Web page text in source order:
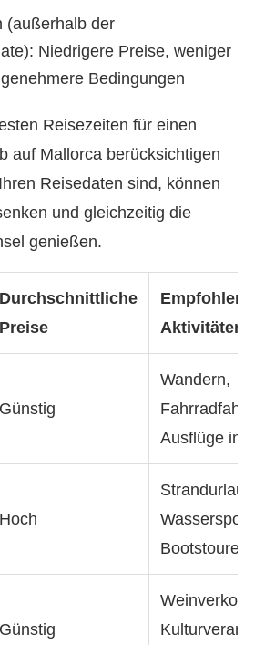
(außerhalb der
Niedrigere Preise, weniger
Bedingungen
Reisezeiten für einen
auf Mallorca berücksichtigen
Reisedaten sind, können
und gleichzeitig die
genießen.
Durchschnittliche
Preise
Empfohlene
Aktivitäten
Günstig
Wandern,
Ausflüge in
Hoch
Strandurlaub,
Wassersport,
Bootstouren
Günstig